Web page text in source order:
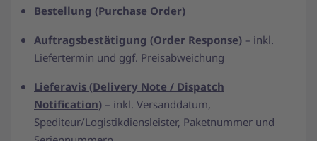
Bestellung (Purchase Order)
Auftragsbestätigung (Order Response) – inkl.
Liefertermin und ggf. Preisabweichung
Lieferavis (Delivery Note / Dispatch
Notification) – inkl. Versanddatum,
Spediteur/Logistikdiensleister, Paketnummer und